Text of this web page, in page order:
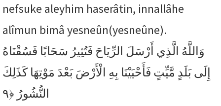
nefsuke aleyhim haserâtin, innallâhe
alîmun bimâ yesneûn(yesneûne).
وَاللَّهُ الَّذِي أَرْسَلَ الرِّيَاحَ فَتُثِيرُ سَحَابًا فَسُقْنَاهُ
إِلَى بَلَدٍ مَّيِّتٍ فَأَحْيَيْنَا بِهِ الْأَرْضَ بَعْدَ مَوْتِهَا كَذَلِكَ
النُّشُورُ ﴿٩